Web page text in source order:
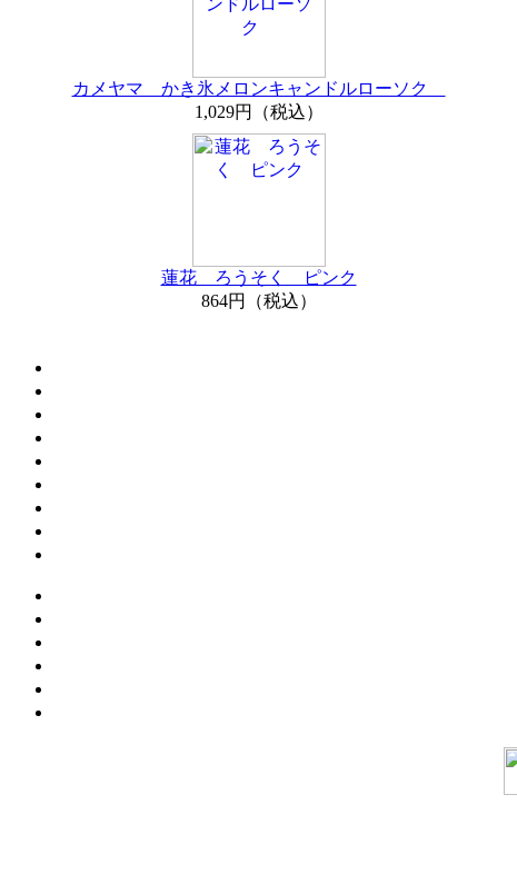
カメヤマ かき氷メロンキャンドルローソク
1,029円（税込）
蓮花 ろうそく ピンク
864円（税込）